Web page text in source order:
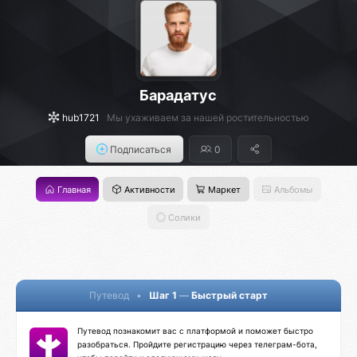
Барадатус
hub1721 Мы ухаживаем за нашей ростительностью
Подписаться 0
Главная Активности Маркет Альбомы
Солики
Путевод • Шаг 1 — Быстрый старт
Путевод познакомит вас с платформой и поможет быстро
разобраться. Пройдите регистрацию через телеграм-бота,